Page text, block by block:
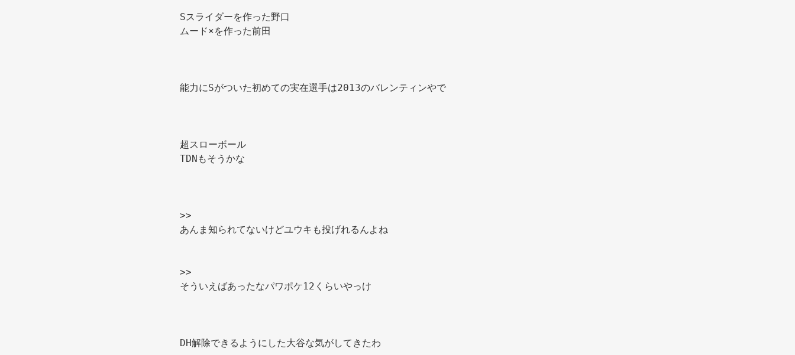
Sスライダーを作った野口
ムード×を作った前田
能力にSがついた初めての実在選手は2013のバレンティンやで
超スローボール
TDNもそうかな
>>
あんま知られてないけどユウキも投げれるんよね
>>
そういえばあったなパワポケ12くらいやっけ
DH解除できるようにした大谷な気がしてきたわ